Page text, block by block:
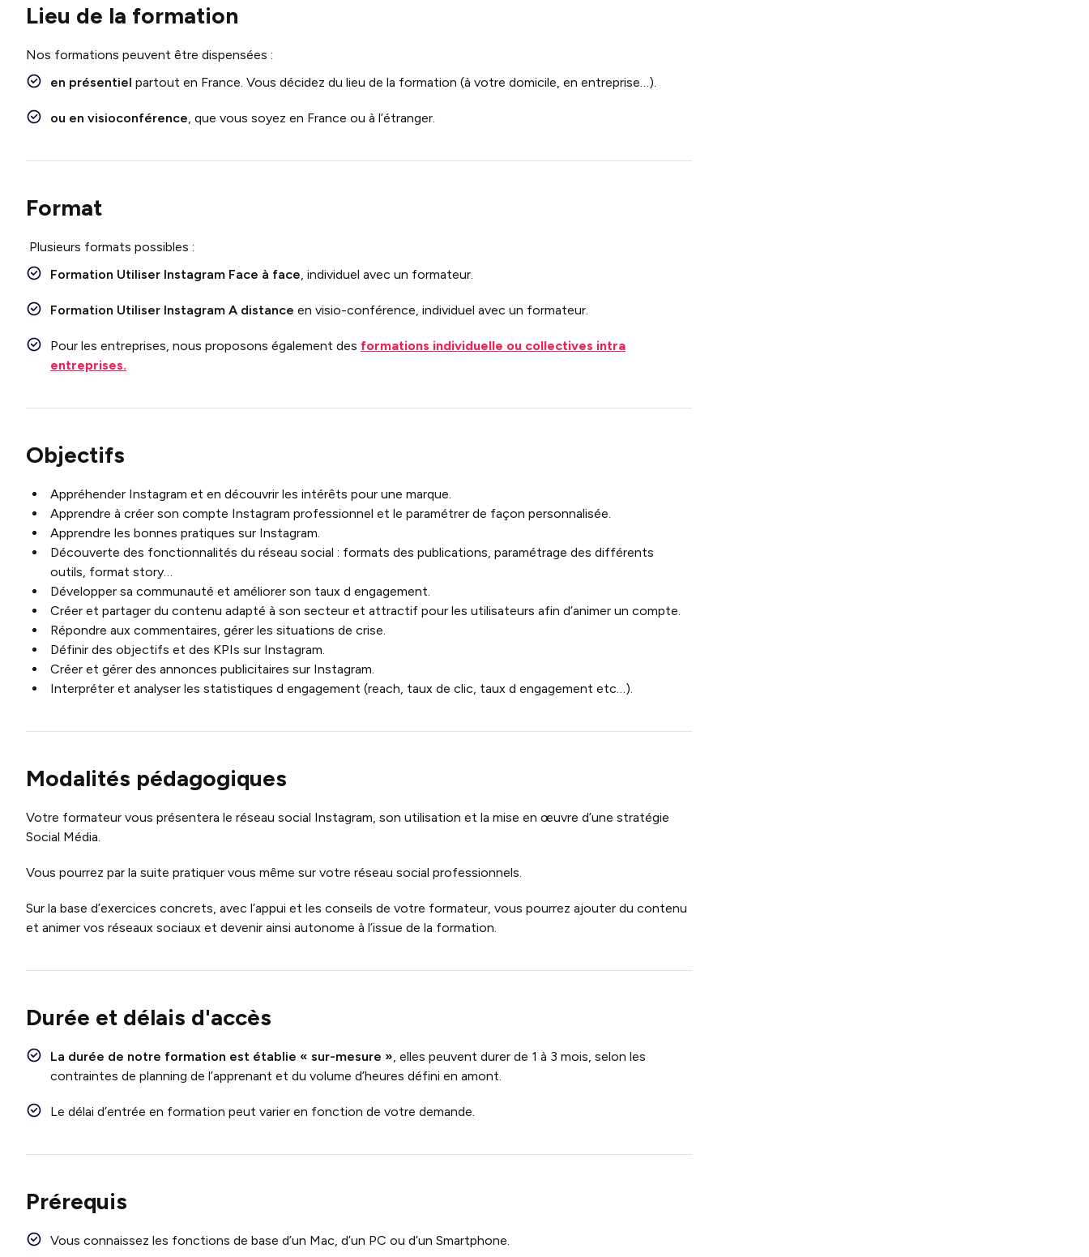
Lieu de la formation
Nos formations peuvent être dispensées :
en présentiel partout en France. Vous décidez du lieu de la formation (à votre domicile, en entreprise…).
ou en visioconférence, que vous soyez en France ou à l’étranger.
Format
Plusieurs formats possibles :
Formation Utiliser Instagram Face à face, individuel avec un formateur.
Formation Utiliser Instagram A distance en visio-conférence, individuel avec un formateur.
Pour les entreprises, nous proposons également des formations individuelle ou collectives intra
entreprises.
Objectifs
Appréhender Instagram et en découvrir les intérêts pour une marque.
Apprendre à créer son compte Instagram professionnel et le paramétrer de façon personnalisée.
Apprendre les bonnes pratiques sur Instagram.
Découverte des fonctionnalités du réseau social : formats des publications, paramétrage des différents
outils, format story…
Développer sa communauté et améliorer son taux d engagement.
Créer et partager du contenu adapté à son secteur et attractif pour les utilisateurs afin d’animer un compte.
Répondre aux commentaires, gérer les situations de crise.
Définir des objectifs et des KPIs sur Instagram.
Créer et gérer des annonces publicitaires sur Instagram.
Interpréter et analyser les statistiques d engagement (reach, taux de clic, taux d engagement etc…).
Modalités pédagogiques
Votre formateur vous présentera le réseau social Instagram, son utilisation et la mise en œuvre d’une stratégie
Social Média.
Vous pourrez par la suite pratiquer vous même sur votre réseau social professionnels.
Sur la base d’exercices concrets, avec l’appui et les conseils de votre formateur, vous pourrez ajouter du contenu
et animer vos réseaux sociaux et devenir ainsi autonome à l’issue de la formation.
Durée et délais d'accès
La durée de notre formation est établie « sur-mesure », elles peuvent durer de 1 à 3 mois, selon les
contraintes de planning de l’apprenant et du volume d’heures défini en amont.
Le délai d’entrée en formation peut varier en fonction de votre demande.
Prérequis
Vous connaissez les fonctions de base d’un Mac, d’un PC ou d’un Smartphone.